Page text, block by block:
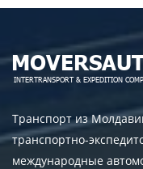
Транспорт из
транспортно-
международные